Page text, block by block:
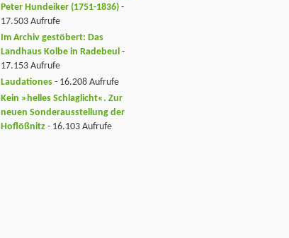
Peter Hundeiker (1751-1836) -
17.503 Aufrufe
Im Archiv gestöbert: Das
Landhaus Kolbe in Radebeul -
17.153 Aufrufe
Laudationes - 16.208 Aufrufe
Kein »helles Schlaglicht«. Zur
neuen Sonderausstellung der
Hoflößnitz - 16.103 Aufrufe